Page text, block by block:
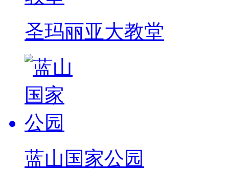
圣玛丽亚大教堂
蓝山国家公园